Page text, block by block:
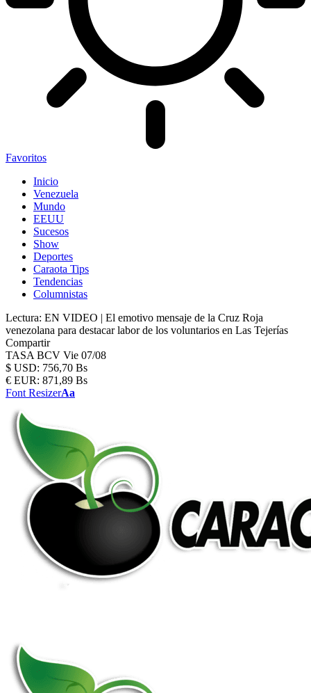
Favoritos
Inicio
Venezuela
Mundo
EEUU
Sucesos
Show
Deportes
Caraota Tips
Tendencias
Columnistas
Lectura: EN VIDEO | El emotivo mensaje de la Cruz Roja
venezolana para destacar labor de los voluntarios en Las Tejerías
Compartir
TASA BCV Vie 07/08
$ USD: 756,70 Bs
€ EUR: 871,89 Bs
Font ResizerAa